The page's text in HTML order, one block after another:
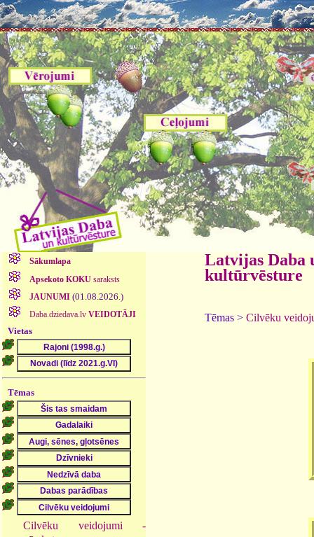
Sākumlapa
Apsekoto KOKUsaraksts
JAUNUMI (01.08.2026.)
Daba.dziedava.lv VEIDOTĀJI
Vietas
Tēmas
Cilvēku veidojumi -
Latvijas Daba
kultūrvēsture
Tēmas > Cilvēku